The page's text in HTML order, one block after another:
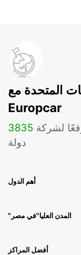
المتحدة مع
Europcar
3835
دولة
أهم الدول
"المدن العليا"في مصر
أفضل المراكز